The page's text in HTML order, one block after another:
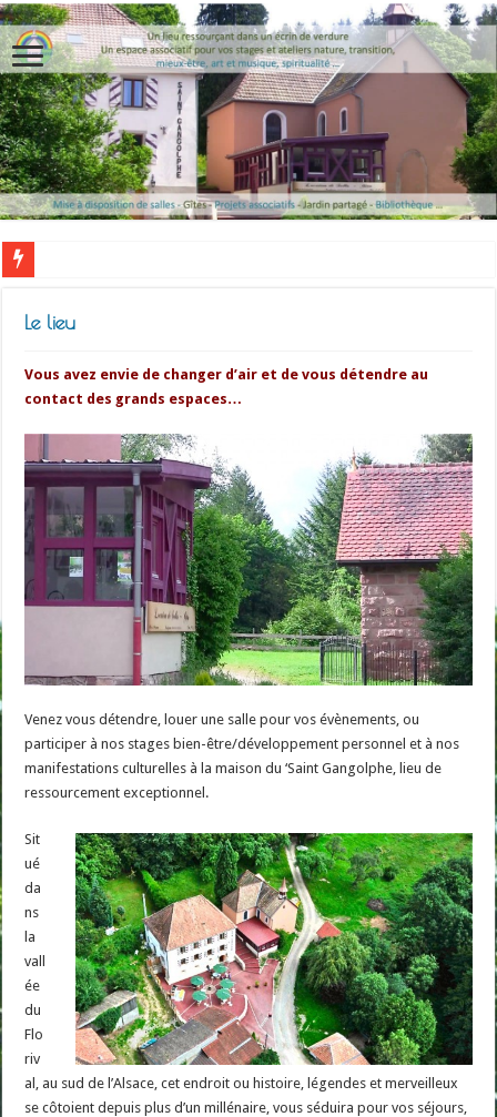
Le lieu
Vous avez envie de changer d’air et de vous détendre au
contact des grands espaces…
Venez vous détendre, louer une salle pour vos évènements, ou
participer à nos stages bien-être/développement personnel et à nos
manifestations culturelles à la maison du ‘Saint Gangolphe, lieu de
ressourcement exceptionnel.
Sit
ué
da
ns
la
vall
ée
du
Flo
riv
al, au sud de l’Alsace, cet endroit ou histoire, légendes et merveilleux
se côtoient depuis plus d’un millénaire, vous séduira pour vos séjours,